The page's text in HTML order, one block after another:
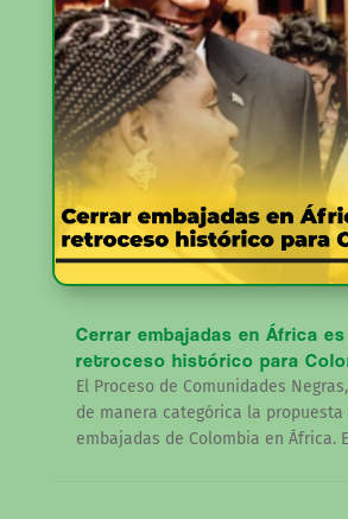
Cerrar embajadas en África
retroceso histórico para
El Proceso de Comunidades
de manera categórica la
embajadas de Colombia en África.